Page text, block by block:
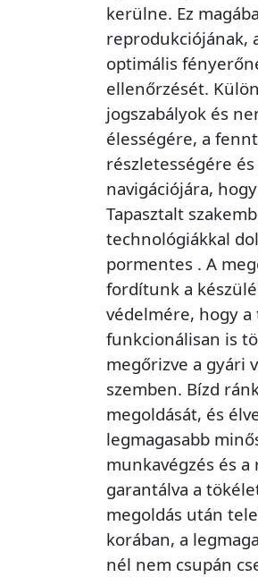
kerülne. Ez
reprodukciójának,
optimális
ellenőrzését.
jogszabályok és
élességére, a
részletességére
navigációjára,
Tapasztalt
technológiákkal
pormentes . A
fordítunk a
védelmére, hogy
funkcionálisan is
megőrizve a gyári
szemben. Bízd
megoldását, és
legmagasabb
munkavégzés és
garantálva a
megoldás után
korában, a
nél nem csupán